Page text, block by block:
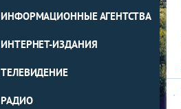
ИНФОРМАЦИОННЫЕ АГЕНТСТВА
ИНТЕРНЕТ-ИЗДАНИЯ
ТЕЛЕВИДЕНИЕ
РАДИО